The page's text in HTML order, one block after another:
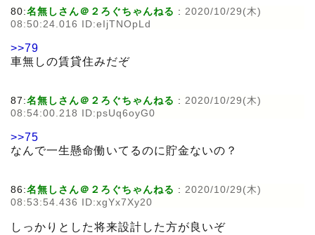
80:名無しさん＠２ろぐちゃんねる : 2020/10/29(木)
08:50:24.016 ID:eIjTNOpLd
>>79
車無しの賃貸住みだぞ
87:名無しさん＠２ろぐちゃんねる : 2020/10/29(木)
08:54:00.218 ID:psUq6oyG0
>>75
なんで一生懸命働いてるのに貯金ないの？
86:名無しさん＠２ろぐちゃんねる : 2020/10/29(木)
08:53:54.436 ID:xgYx7Xy20
しっかりとした将来設計した方が良いぞ